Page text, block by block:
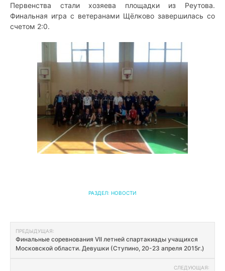
Первенства стали хозяева площадки из Реутова.
Финальная игра с ветеранами Щёлково завершилась со
счетом 2:0.
РАЗДЕЛ: НОВОСТИ
Навигация
по
ПРЕДЫДУЩАЯ:
Финальные соревнования VII летней спартакиады учащихся
Московской области. Девушки (Ступино, 20-23 апреля 2015г.)
СЛЕДУЮЩАЯ: